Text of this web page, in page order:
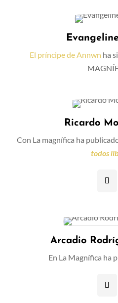
El príncipe de Annwn ha
Ricardo
Con La magnífica ha
todos
Arcadio
En La Magnífica ha